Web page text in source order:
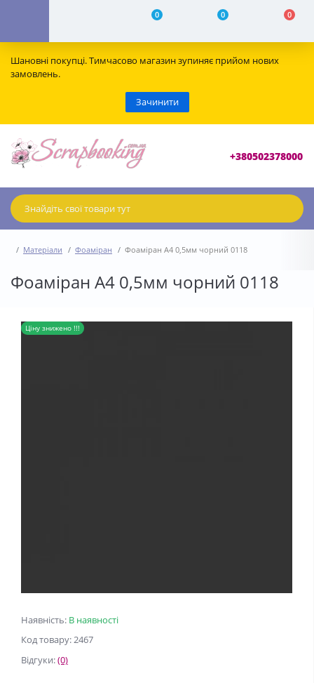
0 0 0
Шановні покупці. Тимчасово магазин зупиняє прийом нових
замовлень.
Зачинити
+380502378000
Матеріали Фоаміран Фоаміран А4 0,5мм чорний 0118
Фоаміран А4 0,5мм чорний 0118
Наявність: В наявності
Код товару: 2467
Відгуки:(0)
Ціну знижено !!!